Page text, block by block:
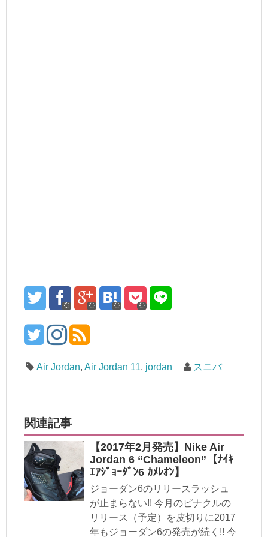
Air Jordan, Air Jordan 11, jordan スニバ
関連記事
【2017年2月発売】Nike Air
Jordan 6 “Chameleon”【ﾅｲｷ
ｴｱｼﾞｮｰﾀﾞﾝ6 ｶﾒﾚｵﾝ】
ジョーダン6のリリースラッシュ
が止まらない!! 今月のピナクルの
リリース（予定）を皮切りに2017
年もジョーダン6の発売が続く!! 今